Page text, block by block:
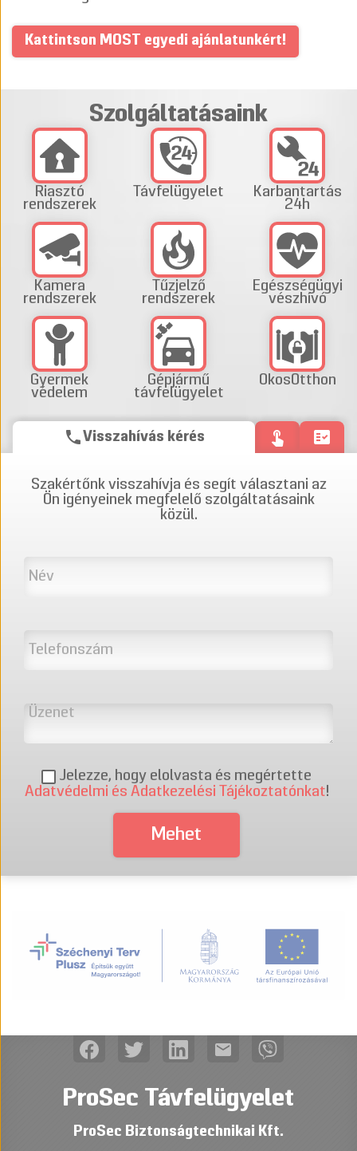
Kattintson MOST egyedi ajánlatunkért!
Szolgáltatásaink
Riasztó
rendszerek
Távfelügyelet
Karbantartás
24h
Kamera
rendszerek
Tűzjelző
rendszerek
Egészségügyi
vészhívó
Gyermek
védelem
Gépjármű
távfelügyelet
OkosOtthon
phoneVisszahívás kérés touch_app fact_check
Szakértőnk visszahívja és segít választani az
Ön igényeinek megfelelő szolgáltatásaink
közül.
Jelezze, hogy elolvasta és megértette
Adatvédelmi és Adatkezelési Tájékoztatónkat!
mail
ProSec Távfelügyelet
ProSec Biztonságtechnikai Kft.